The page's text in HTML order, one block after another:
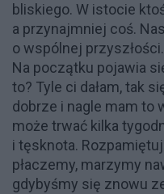
bliskiego. W istocie
a przynajmniej coś.
o wspólnej
Na początku pojawia
to? Tyle ci dałam, tak
dobrze i nagle mam to
może trwać kilka
i tęsknota.
płaczemy, marzymy
gdybyśmy się znowu